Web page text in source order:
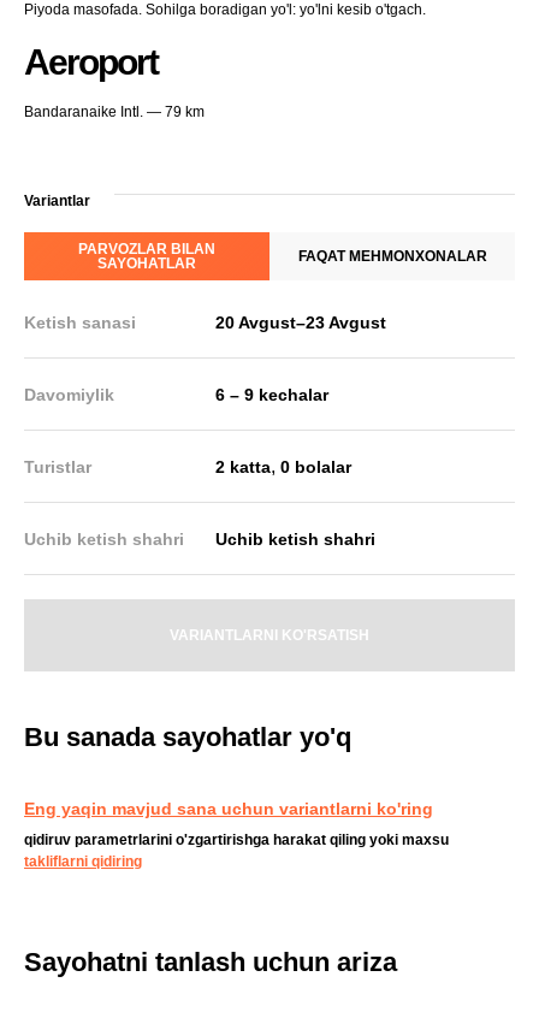
Piyoda masofada. Sohilga boradigan yo'l: yo'lni kesib o'tgach.
Aeroport
Bandaranaike Intl. — 79 km
Variantlar
PARVOZLAR BILAN
SAYOHATLAR
FAQAT MEHMONXONALAR
Ketish sanasi 20 Avgust–23 Avgust
Davomiylik 6 – 9 kechalar
Turistlar 2 katta,0 bolalar
Uchib ketish shahri Uchib ketish shahri
VARIANTLARNI KO'RSATISH
Bu sanada sayohatlar yo'q
Eng yaqin mavjud sana uchun variantlarni ko'ring
qidiruv parametrlarini o'zgartirishga harakat qiling yoki maxsu
takliflarni qidiring
Sayohatni tanlash uchun ariza